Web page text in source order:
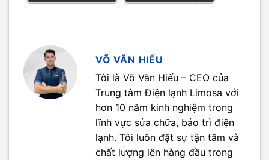
VÕ VĂN HIẾU
Tôi là Võ Văn Hiếu – CEO của
Trung tâm Điện lạnh Limosa với
hơn 10 năm kinh nghiệm trong
lĩnh vực sửa chữa, bảo trì điện
lạnh. Tôi luôn đặt sự tận tâm và
chất lượng lên hàng đầu trong